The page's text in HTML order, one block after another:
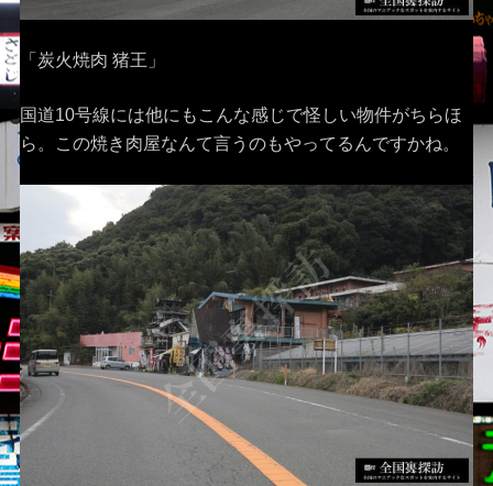
「炭火焼肉 猪王」
国道10号線には他にもこんな感じで怪しい物件がちらほ
ら。この焼き肉屋なんて言うのもやってるんですかね。